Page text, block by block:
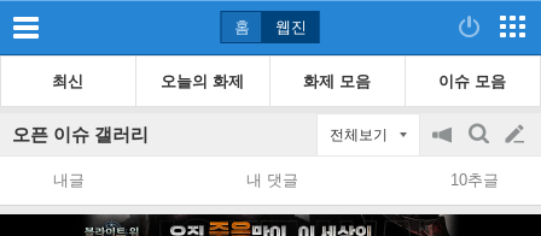
홈 웹진
최신 오늘의 화제 화제 모음 이슈 모음
오픈 이슈 갤러리 전체보기
공
지
on/off
검
색
글
쓰
내글 내 댓글 10추글